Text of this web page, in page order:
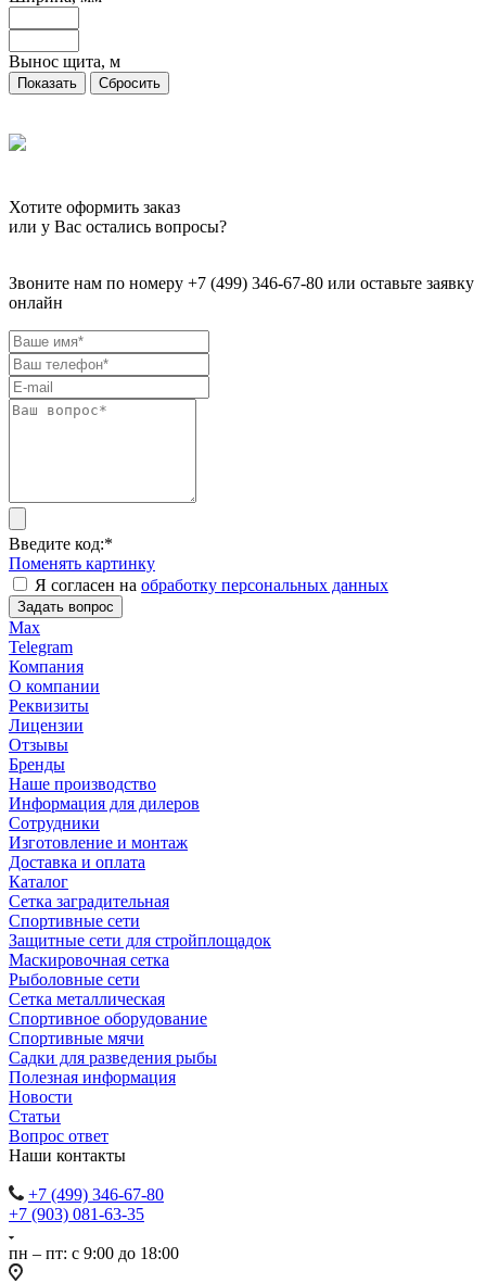
Вынос щита, м
Сбросить
Хотите оформить заказ
или у Вас остались вопросы?
Звоните нам по номеру +7 (499) 346-67-80 или оставьте заявку
онлайн
Введите код:*
Поменять картинку
Я согласен на обработку персональных данных
Задать вопрос
Max
Telegram
Компания
О компании
Реквизиты
Лицензии
Отзывы
Бренды
Наше производство
Информация для дилеров
Сотрудники
Изготовление и монтаж
Доставка и оплата
Каталог
Сетка заградительная
Спортивные сети
Защитные сети для стройплощадок
Маскировочная сетка
Рыболовные сети
Сетка металлическая
Спортивное оборудование
Спортивные мячи
Садки для разведения рыбы
Полезная информация
Новости
Статьи
Вопрос ответ
Наши контакты
+7 (499) 346-67-80
+7 (903) 081-63-35
пн – пт: с 9:00 до 18:00